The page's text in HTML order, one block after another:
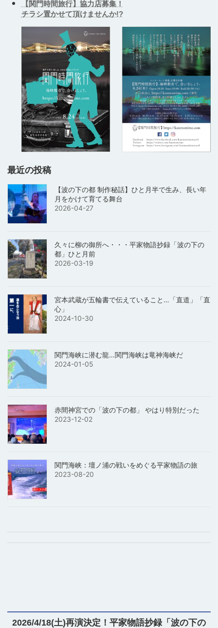
【関門時間旅行】協力店募集！
チラシ置かせて頂けませんか!?
最近の投稿
【波の下の都 制作秘話】ひと月半で生み、長い年
月をかけて育てる舞台
2026-04-27
久々に柳の御所へ・・・平家物語抄録「波の下の
都」ひと月前
2026-03-19
宮本武蔵が五輪書で伝えていること…「直道」「直
心」
2024-10-30
関門海峡に潜む龍…関門海峡は竜神海峡だ
2024-01-05
赤間神宮での「波の下の都」 やはり特別だった
2023-12-02
関門海峡：壇ノ浦の戦いをめぐる平家物語の旅
2023-08-20
2026/4/18(土)再演決定！平家物語抄録「波の下の